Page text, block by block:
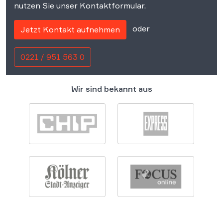
nutzen Sie unser Kontaktformular.
Jetzt Kontakt aufnehmen oder
0221 / 951 563 0
Wir sind bekannt aus